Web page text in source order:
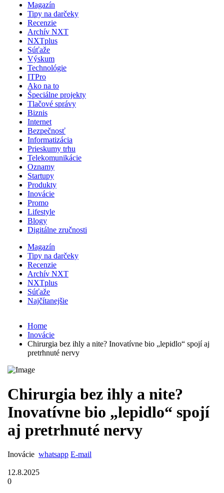
Magazín
Tipy na darčeky
Recenzie
Archív NXT
NXTplus
Súťaže
Výskum
Technológie
ITPro
Ako na to
Špeciálne projekty
Tlačové správy
Biznis
Internet
Bezpečnosť
Informatizácia
Prieskumy trhu
Telekomunikácie
Oznamy
Startupy
Produkty
Inovácie
Promo
Lifestyle
Blogy
Digitálne zručnosti
Magazín
Tipy na darčeky
Recenzie
Archív NXT
NXTplus
Súťaže
Najčítanejšie
Home
Inovácie
Chirurgia bez ihly a nite? Inovatívne bio „lepidlo“ spojí aj
pretrhnuté nervy
Chirurgia bez ihly a nite?
Inovatívne bio „lepidlo“ spojí
aj pretrhnuté nervy
Inovácie whatsapp E-mail
12.8.2025
0